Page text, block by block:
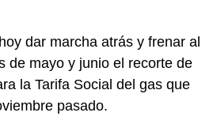
dar marcha atrás y frenar al
de mayo y junio el recorte de
la Tarifa Social del gas que
pasado.